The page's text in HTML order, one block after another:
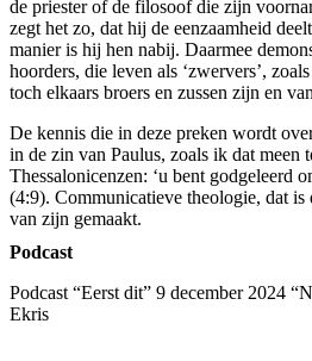
de priester of de filosoof die zijn
zegt het zo, dat hij de eenzaamheid
manier is hij hen nabij. Daarmee
hoorders, die leven als ‘zwervers’,
toch elkaars broers en zussen zijn en
De kennis die in deze preken wordt
in de zin van Paulus, zoals ik dat meen
Thessalonicenzen: ‘u bent godgeleerd
(4:9). Communicatieve theologie, dat is
van zijn gemaakt.
Podcast
Podcast “Eerst dit” 9 december 2024
Ekris